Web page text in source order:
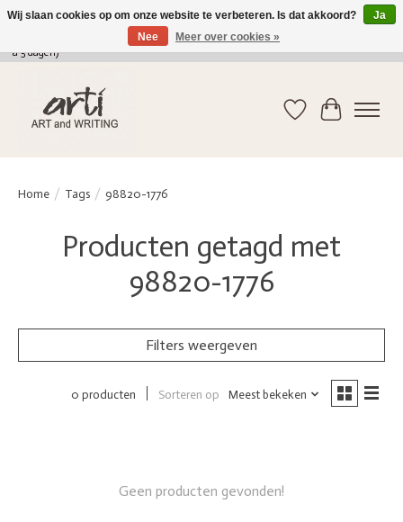
verkoop@arti-artandwriting.be/ +32 (0)471 41 82 41 / GRATIS verzending > 75 euro (2
a 5 dagen)
Verlanglijst
Home / Tags / 98820-1776
Producten getagd met
98820-1776
Filters weergeven
0 producten Sorteren op Meest bekeken
Geen producten gevonden!
Wij slaan cookies op om onze website te verbeteren. Is dat akkoord?
Ja
Nee
Meer over cookies »